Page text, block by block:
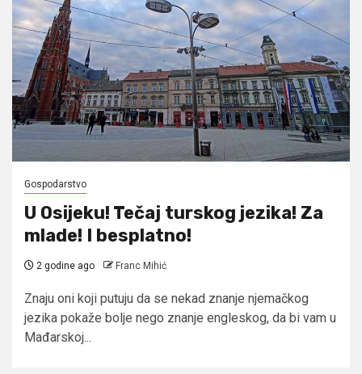
Gospodarstvo
U Osijeku! Tečaj turskog jezika! Za
mlade! I besplatno!
2 godine ago Franc Mihić
Znaju oni koji putuju da se nekad znanje njemačkog
jezika pokaže bolje nego znanje engleskog, da bi vam u
Mađarskoj...